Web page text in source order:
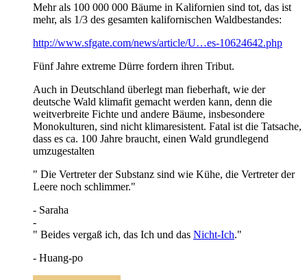
Mehr als 100 000 000 Bäume in Kalifornien sind tot, das ist
mehr, als 1/3 des gesamten kalifornischen Waldbestandes:
http://www.sfgate.com/news/article/U…es-10624642.php
Fünf Jahre extreme Dürre fordern ihren Tribut.
Auch in Deutschland überlegt man fieberhaft, wie der
deutsche Wald klimafit gemacht werden kann, denn die
weitverbreite Fichte und andere Bäume, insbesondere
Monokulturen, sind nicht klimaresistent. Fatal ist die Tatsache,
dass es ca. 100 Jahre braucht, einen Wald grundlegend
umzugestalten
" Die Vertreter der Substanz sind wie Kühe, die Vertreter der
Leere noch schlimmer."
- Saraha
-
" Beides vergaß ich, das Ich und das Nicht-Ich."
- Huang-po